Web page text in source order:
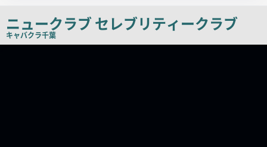
コ
ピ
ニュークラブ セレブリティークラブ
キャバクラ千葉
店